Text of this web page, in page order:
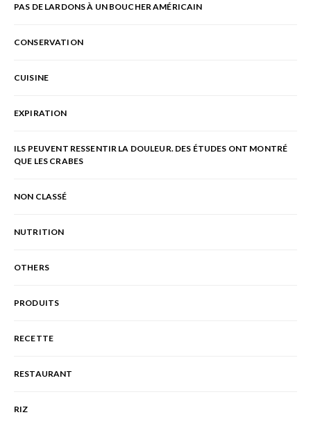
PAS DE LARDONS À UN BOUCHER AMÉRICAIN
CONSERVATION
CUISINE
EXPIRATION
ILS PEUVENT RESSENTIR LA DOULEUR. DES ÉTUDES ONT MONTRÉ
QUE LES CRABES
NON CLASSÉ
NUTRITION
OTHERS
PRODUITS
RECETTE
RESTAURANT
RIZ